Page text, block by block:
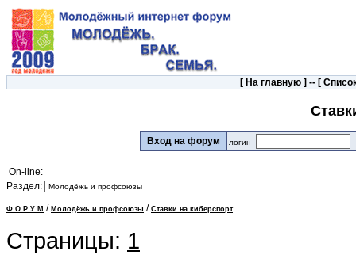
[ На главную] -- [
Вход на форум логин
On-line:
Раздел:
Ф О Р У М / Молодёжь и профсоюзы / Ставки на киберспорт
Страницы: 1